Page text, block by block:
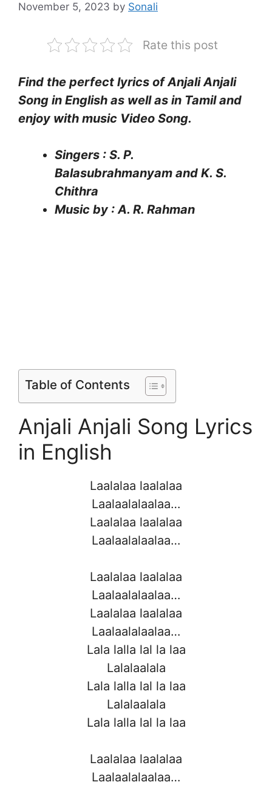
November 5, 2023 by Sonali
Rate this post
Find the perfect lyrics of Anjali Anjali
Song in English as well as in Tamil and
enjoy with music Video Song.
Singers : S. P.
Balasubrahmanyam and K. S.
Chithra
Music by : A. R. Rahman
Table of Contents
Anjali Anjali Song Lyrics
in English
Laalalaa laalalaa
Laalaalalaalaa…
Laalalaa laalalaa
Laalaalalaalaa…
Laalalaa laalalaa
Laalaalalaalaa…
Laalalaa laalalaa
Laalaalalaalaa…
Lala lalla lal la laa
Lalalaalala
Lala lalla lal la laa
Lalalaalala
Lala lalla lal la laa
Laalalaa laalalaa
Laalaalalaalaa…